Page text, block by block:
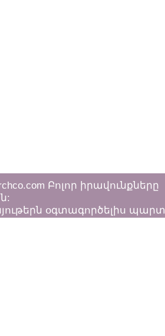
Բոլոր իրավունքները
օգտագործելիս